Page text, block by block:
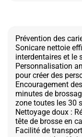
Prévention des
Sonicare nettoie
interdentaires et le
Personnalisation
pour créer des
Encouragement
minutes de
zone toutes les 30
Nettoyage doux :
tête de brosse en
Facilité de